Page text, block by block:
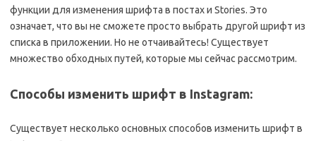
функции для изменения шрифта в постах и Stories. Это
означает, что вы не сможете просто выбрать другой шрифт из
списка в приложении. Но не отчаивайтесь! Существует
множество обходных путей, которые мы сейчас рассмотрим.
Способы изменить шрифт в Instagram:
Существует несколько основных способов изменить шрифт в